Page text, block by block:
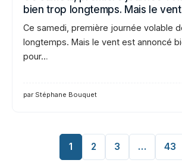
bien trop longtemps. Mais le
Ce samedi, première journée volable
longtemps. Mais le vent est annoncé
pour…
par Stéphane Bouquet
1 2 3 … 43